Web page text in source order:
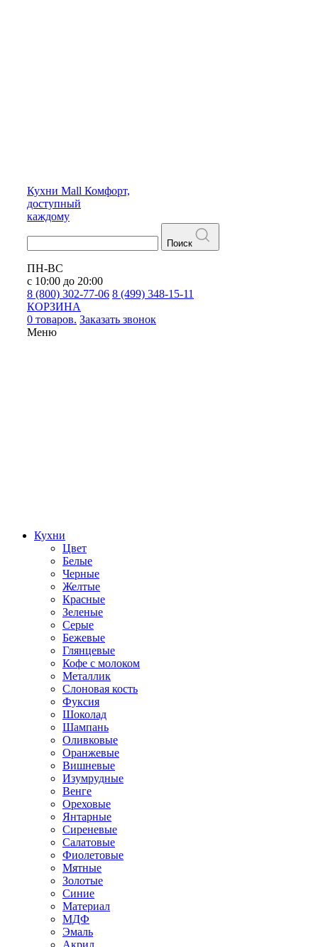
Кухни Mall Комфорт,
доступный
каждому
Поиск
ПН-ВС
с 10:00 до 20:00
8 (800) 302-77-06 8 (499) 348-15-11
КОРЗИНА
0 товаров. Заказать звонок
Меню
Кухни
Цвет
Белые
Черные
Желтые
Красные
Зеленые
Серые
Бежевые
Глянцевые
Кофе с молоком
Металлик
Слоновая кость
Фуксия
Шоколад
Шампань
Оливковые
Оранжевые
Вишневые
Изумрудные
Венге
Ореховые
Янтарные
Сиреневые
Салатовые
Фиолетовые
Мятные
Золотые
Синие
Материал
МДФ
Эмаль
Акрил